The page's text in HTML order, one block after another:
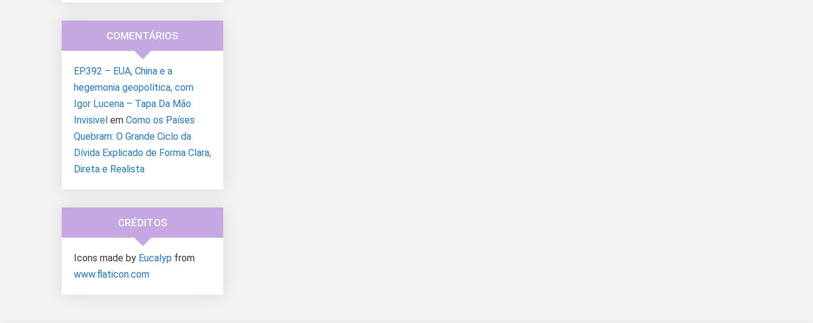
COMENTÁRIOS
EP.392 – EUA, China e a
hegemonia geopolítica, com
Igor Lucena – Tapa Da Mão
Invisivel em Como os Países
Quebram: O Grande Ciclo da
Dívida Explicado de Forma Clara,
Direta e Realista
CRÉDITOS
Icons made by Eucalyp from
www.flaticon.com